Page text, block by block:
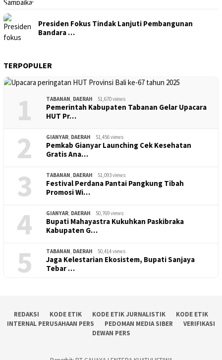
Presiden Fokus Tindak Lanjuti Pembangunan
Bandara …
TERPOPULER
1 TABANAN, DAERAH 51,670 views
Pemerintah Kabupaten Tabanan Gelar Upacara
HUT Pr…
2 GIANYAR, DAERAH 51,456 views
Pemkab Gianyar Launching Cek Kesehatan
Gratis Ana…
3 TABANAN, DAERAH 51,093 views
Festival Perdana Pantai Pangkung Tibah
Promosi Wi…
4 GIANYAR, DAERAH 50,769 views
Bupati Mahayastra Kukuhkan Paskibraka
Kabupaten G…
5 TABANAN, DAERAH 50,414 views
Jaga Kelestarian Ekosistem, Bupati Sanjaya
Tebar …
REDAKSI KODE ETIK KODE ETIK JURNALISTIK
KODE ETIK
INTERNAL PERUSAHAAN PERS
PEDOMAN MEDIA SIBER
VERIFIKASI
DEWAN PERS